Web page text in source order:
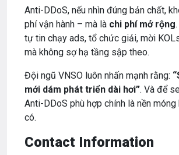
Anti-DDoS, nếu nhìn đúng bản chất,
phí vận hành – mà là chi phí mở rộng
tự tin chạy ads, tổ chức giải, mời
mà không sợ hạ tầng sập theo.
Đội ngũ VNSO luôn nhấn mạnh rằng:
mới dám phát triển dài hơi”. Và để
Anti-DDoS phù hợp chính là nền
có.
Contact Information